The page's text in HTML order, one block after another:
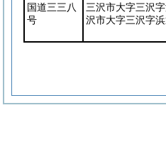
国道三三八
号
三沢市大字三沢
沢市大字三沢字